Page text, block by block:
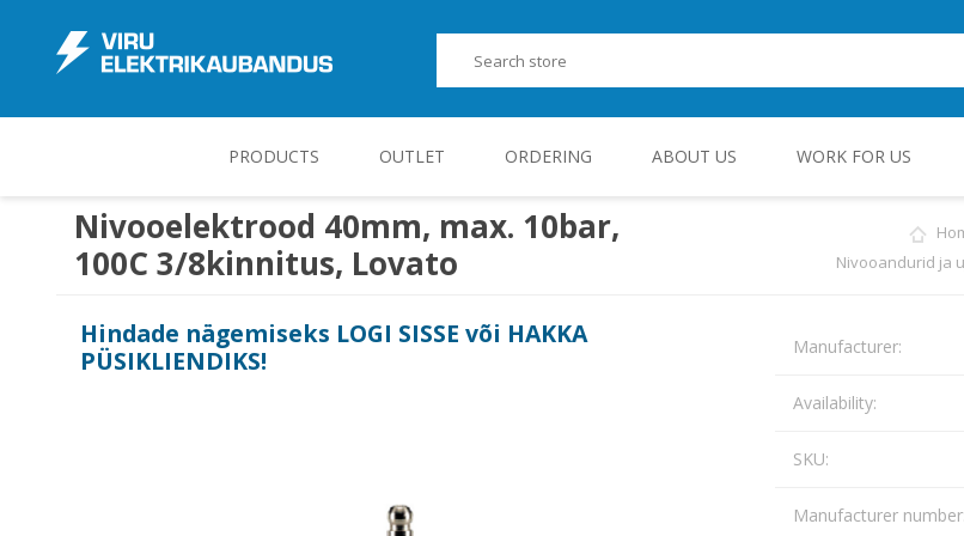
PRODUCTS
JUHT-, KONTROLL- JA MÕÕTESEADMED ROHEENERGIA JA
OUTLET ORDERING ABOUT US WORK FOR US
Nivooandurid ja
Nivooelektrood 40mm, max. 10bar,
100C 3/8kinnitus, Lovato
Hindade nägemiseks LOGI SISSE või HAKKA
PÜSIKLIENDIKS! Manufacturer:
Availability:
SKU:
Manufacturer number: